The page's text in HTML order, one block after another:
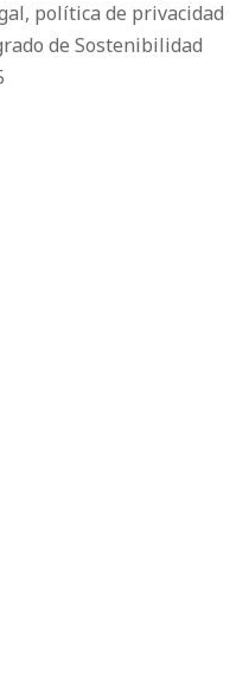
política de privacidad
de Sostenibilidad